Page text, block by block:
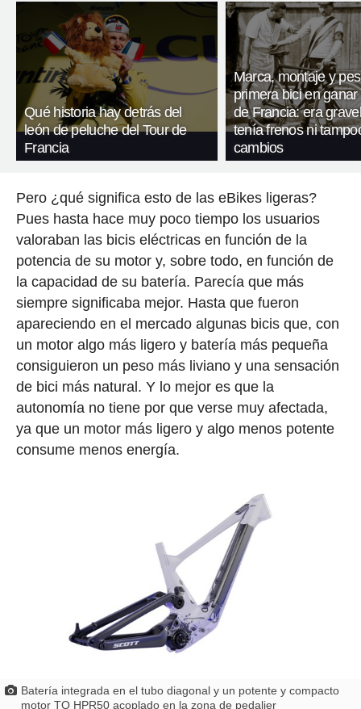
Qué historia hay detrás del
león de peluche del Tour de
Francia
Marca, montaje y
primera bici en ganar
de Francia: era
tenía frenos ni
cambios
Pero ¿qué significa esto de las eBikes ligeras?
Pues hasta hace muy poco tiempo los usuarios
valoraban las bicis eléctricas en función de la
potencia de su motor y, sobre todo, en función de
la capacidad de su batería. Parecía que más
siempre significaba mejor. Hasta que fueron
apareciendo en el mercado algunas bicis que, con
un motor algo más ligero y batería más pequeña
consiguieron un peso más liviano y una sensación
de bici más natural. Y lo mejor es que la
autonomía no tiene por que verse muy afectada,
ya que un motor más ligero y algo menos potente
consume menos energía.
Batería integrada en el tubo diagonal y un potente y compacto
motor TQ HPR50 acoplado en la zona de pedalier